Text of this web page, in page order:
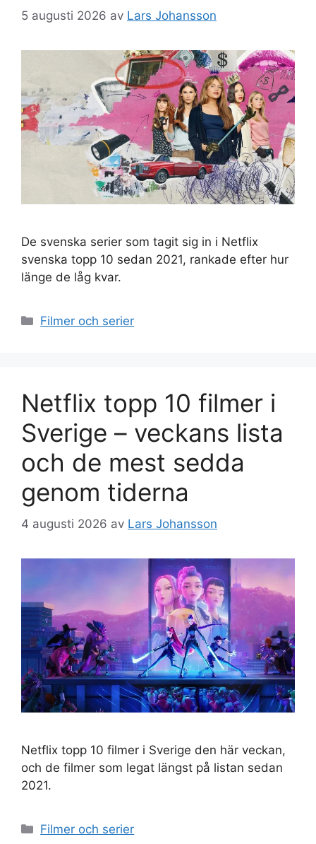
5 augusti 2026 av Lars Johansson
De svenska serier som tagit sig in i Netflix
svenska topp 10 sedan 2021, rankade efter hur
länge de låg kvar.
Kategorier
Filmer och serier
Netflix topp 10 filmer i
Sverige – veckans lista
och de mest sedda
genom tiderna
4 augusti 2026 av Lars Johansson
Netflix topp 10 filmer i Sverige den här veckan,
och de filmer som legat längst på listan sedan
2021.
Kategorier
Filmer och serier